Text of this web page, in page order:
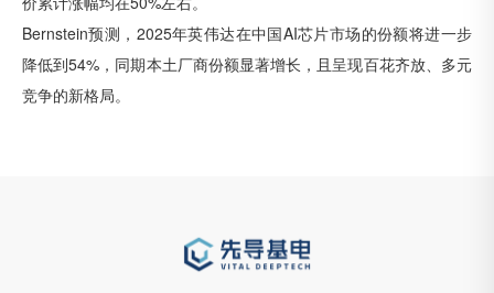
Bernstein预测，2025年英伟达在中国AI芯片市场的份额将进一步
降低到54%，同期本土厂商份额显著增长，且呈现百花齐放、多元
竞争的新格局。